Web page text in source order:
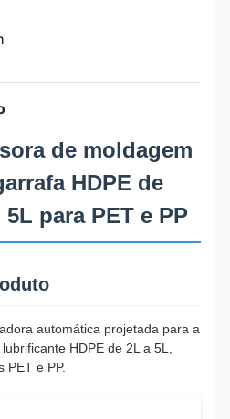
de moldagem
HDPE de
para PET e PP
automática projetada para a
HDPE de 2L a 5L,
PET e PP.